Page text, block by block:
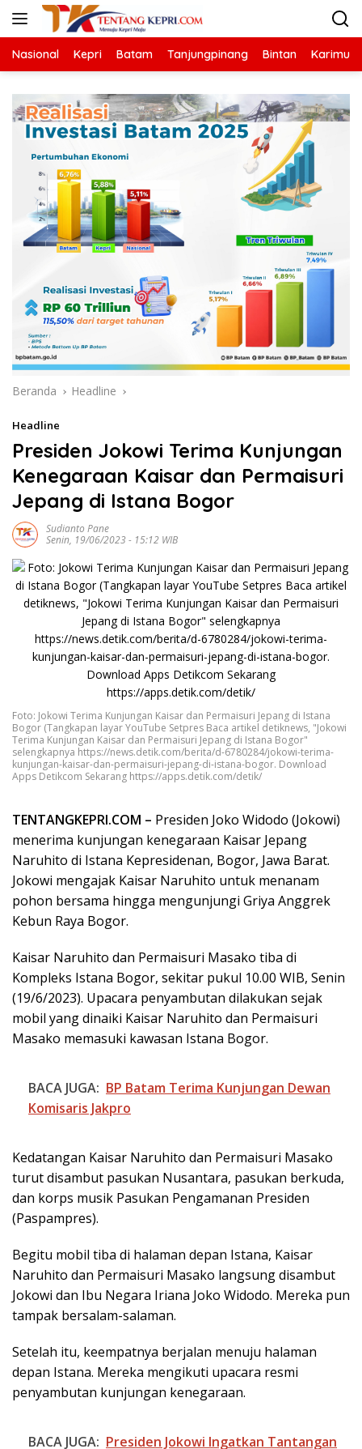
Langsung
Nasional Kepri Batam Tanjungpinang Bintan Karimun
Beranda Headline
Headline
Presiden Jokowi Terima Kunjungan
Kenegaraan Kaisar dan Permaisuri
Jepang di Istana Bogor
Sudianto Pane
Senin, 19/06/2023 - 15:12 WIB
Foto: Jokowi Terima Kunjungan Kaisar dan Permaisuri Jepang di Istana
Bogor (Tangkapan layar YouTube Setpres Baca artikel detiknews, "Jokowi
Terima Kunjungan Kaisar dan Permaisuri Jepang di Istana Bogor"
selengkapnya https://news.detik.com/berita/d-6780284/jokowi-terima-
kunjungan-kaisar-dan-permaisuri-jepang-di-istana-bogor. Download
Apps Detikcom Sekarang https://apps.detik.com/detik/
TENTANGKEPRI.COM – Presiden Joko Widodo (Jokowi)
menerima kunjungan kenegaraan Kaisar Jepang
Naruhito di Istana Kepresidenan, Bogor, Jawa Barat.
Jokowi mengajak Kaisar Naruhito untuk menanam
pohon bersama hingga mengunjungi Griya Anggrek
Kebun Raya Bogor.
Kaisar Naruhito dan Permaisuri Masako tiba di
Kompleks Istana Bogor, sekitar pukul 10.00 WIB, Senin
(19/6/2023). Upacara penyambutan dilakukan sejak
mobil yang dinaiki Kaisar Naruhito dan Permaisuri
Masako memasuki kawasan Istana Bogor.
BACA JUGA: BP Batam Terima Kunjungan Dewan
Komisaris Jakpro
Kedatangan Kaisar Naruhito dan Permaisuri Masako
turut disambut pasukan Nusantara, pasukan berkuda,
dan korps musik Pasukan Pengamanan Presiden
(Paspampres).
Begitu mobil tiba di halaman depan Istana, Kaisar
Naruhito dan Permaisuri Masako langsung disambut
Jokowi dan Ibu Negara Iriana Joko Widodo. Mereka pun
tampak bersalam-salaman.
Setelah itu, keempatnya berjalan menuju halaman
depan Istana. Mereka mengikuti upacara resmi
penyambutan kunjungan kenegaraan.
BACA JUGA: Presiden Jokowi Ingatkan Tantangan